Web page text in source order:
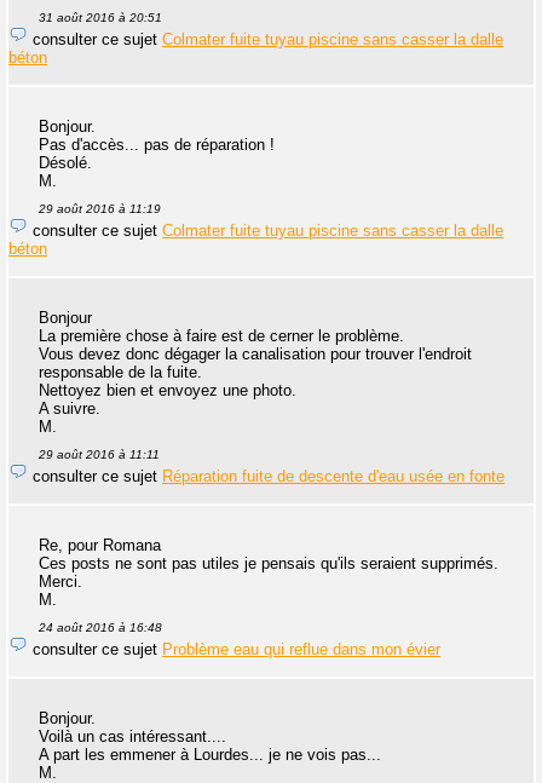
31 août 2016 à 20:51
consulter ce sujet Colmater fuite tuyau piscine sans casser la dalle
béton
Bonjour.
Pas d'accès... pas de réparation !
Désolé.
M.
29 août 2016 à 11:19
consulter ce sujet Colmater fuite tuyau piscine sans casser la dalle
béton
Bonjour
La première chose à faire est de cerner le problème.
Vous devez donc dégager la canalisation pour trouver l'endroit
responsable de la fuite.
Nettoyez bien et envoyez une photo.
A suivre.
M.
29 août 2016 à 11:11
consulter ce sujet Réparation fuite de descente d'eau usée en fonte
Re, pour Romana
Ces posts ne sont pas utiles je pensais qu'ils seraient supprimés.
Merci.
M.
24 août 2016 à 16:48
consulter ce sujet Problème eau qui reflue dans mon évier
Bonjour.
Voilà un cas intéressant....
A part les emmener à Lourdes... je ne vois pas...
M.